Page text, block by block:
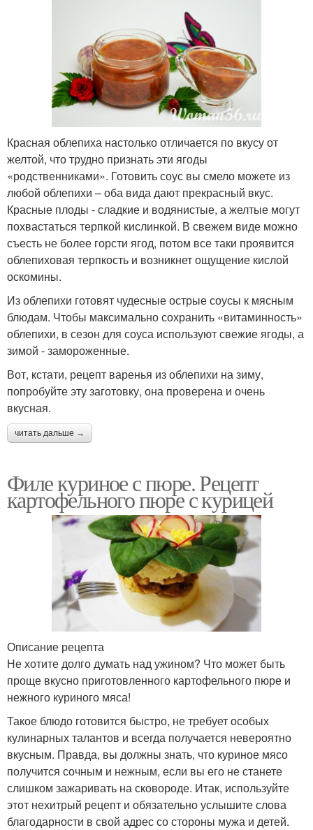
Красная облепиха настолько отличается по вкусу от
желтой, что трудно признать эти ягоды
«родственниками». Готовить соус вы смело можете из
любой облепихи – оба вида дают прекрасный вкус.
Красные плоды - сладкие и водянистые, а желтые могут
похвастаться терпкой кислинкой. В свежем виде можно
съесть не более горсти ягод, потом все таки проявится
облепиховая терпкость и возникнет ощущение кислой
оскомины.
Из облепихи готовят чудесные острые соусы к мясным
блюдам. Чтобы максимально сохранить «витаминность»
облепихи, в сезон для соуса используют свежие ягоды, а
зимой - замороженные.
Вот, кстати, рецепт варенья из облепихи на зиму,
попробуйте эту заготовку, она проверена и очень
вкусная.
читать дальше →
Филе куриное с пюре. Рецепт
картофельного пюре с курицей
Описание рецепта
Не хотите долго думать над ужином? Что может быть
проще вкусно приготовленного картофельного пюре и
нежного куриного мяса!
Такое блюдо готовится быстро, не требует особых
кулинарных талантов и всегда получается невероятно
вкусным. Правда, вы должны знать, что куриное мясо
получится сочным и нежным, если вы его не станете
слишком зажаривать на сковороде. Итак, используйте
этот нехитрый рецепт и обязательно услышите слова
благодарности в свой адрес со стороны мужа и детей.